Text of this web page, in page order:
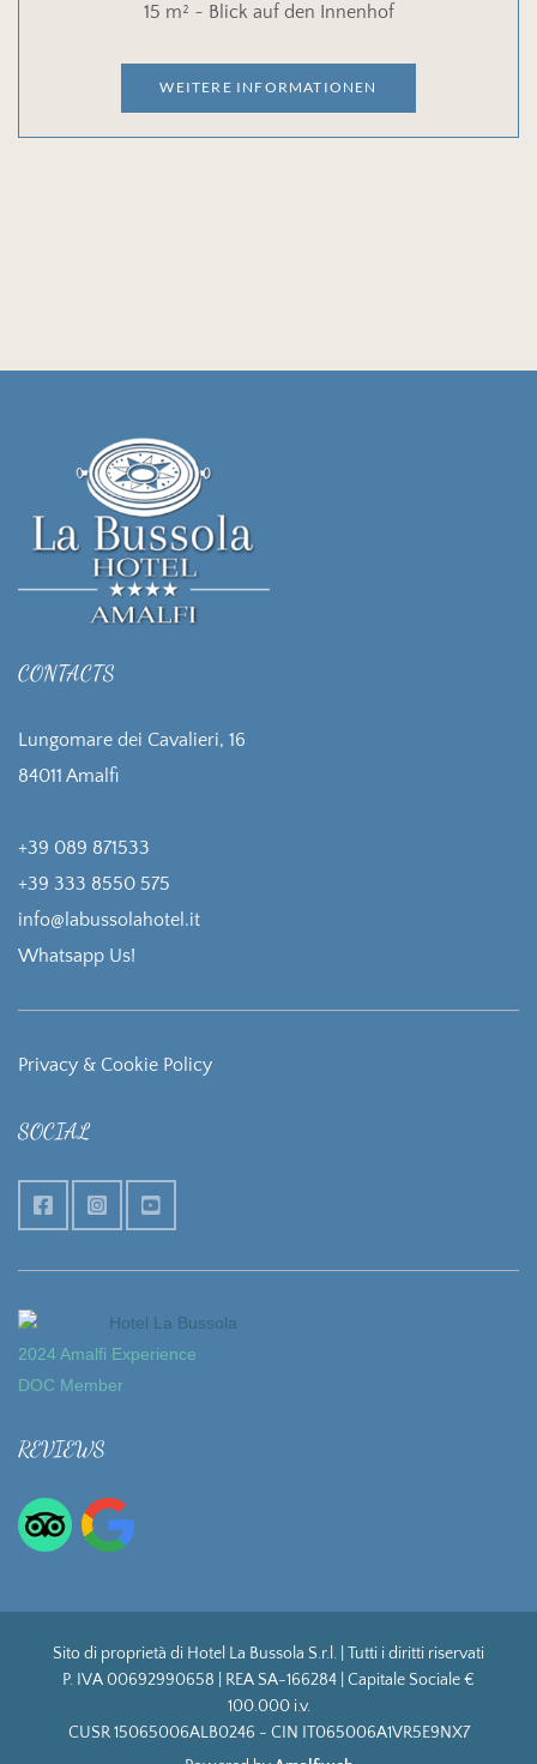
15 m² ~ Blick auf den Innenhof
WEITERE INFORMATIONEN
CONTACTS
Lungomare dei Cavalieri, 16
84011 Amalfi
+39 089 871533
+39 333 8550 575
info@labussolahotel.it
Whatsapp Us!
Privacy & Cookie Policy
SOCIAL
Hotel La Bussola
2024 Amalfi Experience
DOC Member
REVIEWS
Sito di proprietà di Hotel La Bussola S.r.l. | Tutti i diritti riservati
P. IVA 00692990658 | REA SA-166284 | Capitale Sociale €
100.000 i.v.
CUSR 15065006ALB0246 - CIN IT065006A1VR5E9NX7